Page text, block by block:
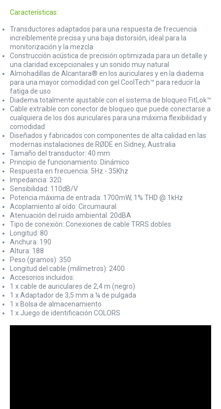
Características:
Transductores adaptados para una respuesta de frecuencia
increíblemente precisa y una baja distorsión, ideal para la
monitorización y la mezcla
Construcción acústica de precisión optimizada para un detalle y
una claridad excepcionales y un sonido muy natural
Almohadillas de Alcantara® en los auriculares y en la diadema
para una mayor comodidad con gel CoolTech™ para reducir la
fatiga de uso
Diadema totalmente ajustable con el sistema de bloqueo FitLok™
Cable extraíble con conector de bloqueo que puede conectarse a
cualquiera de los dos auriculares para una máxima flexibilidad y
comodidad
Diseñados y fabricados con componentes de alta calidad en las
modernas instalaciones de RØDE en Sidney, Australia
Tamaño del transductor: 40 mm
Principio de funcionamiento: Dinámico
Respuesta en frecuencia: 5Hz - 35Khz
Impedancia: 32Ω
Sensibilidad: 110dB/V
Potencia máxima de entrada: 1700mW, 1% THD @ 1kHz
Acoplamiento al oído: Circumaural
Atenuación del ruido ambiental: 20dBA
Tipo de conexión: Conexiones de cable TRRS dobles
Longitud: 80
Anchura: 190
Altura: 188
Peso (gramos): 350
Longitud del cable (milímetros): 2400
Accesorios incluidos:
1 x cable de auriculares de 2,4 m (negro)
1 x Adaptador de 3,5 mm a ¼ de pulgada
1 x Bolsa de almacenamiento
1 x Juego de identificación COLORS